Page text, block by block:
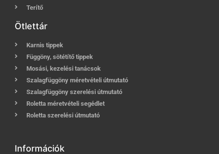
Terítő
Ötlettár
Karnis tippek
Függöny, sötétítő tippek
Mosási, kezelési tanácsok
Szalagfüggöny méretvételi útmutató
Szalagfüggöny szerelési útmutató
Roletta méretvételi segédlet
Roletta szerelési útmutató
Információk